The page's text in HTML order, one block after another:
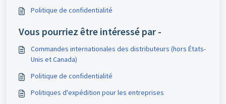
Politique de confidentialité
Vous pourriez être intéressé par -
Commandes internationales des distributeurs (hors États-
Unis et Canada)
Politique de confidentialité
Politiques d'expédition pour les entreprises